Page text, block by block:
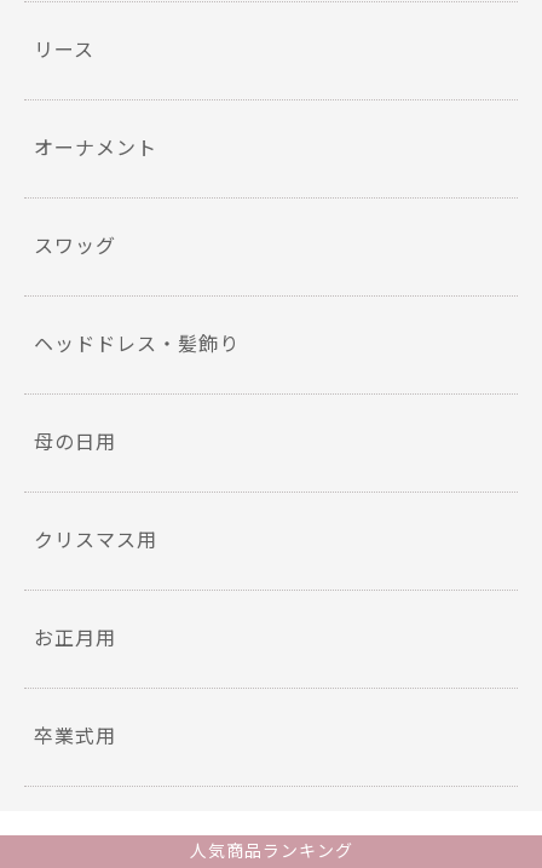
リース
オーナメント
スワッグ
ヘッドドレス・髪飾り
母の日用
クリスマス用
お正月用
卒業式用
人気商品ランキング